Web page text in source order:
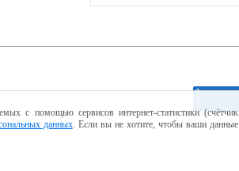
с помощью сервисов интернет-статистики (счётчик
данных. Если вы не хотите, чтобы ваши данные